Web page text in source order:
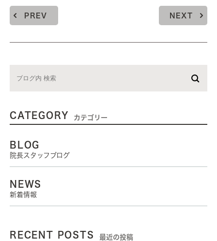
PREV NEXT
CATEGORY カテゴリー
BLOG
院長スタッフブログ
NEWS
新着情報
RECENT POSTS 最近の投稿